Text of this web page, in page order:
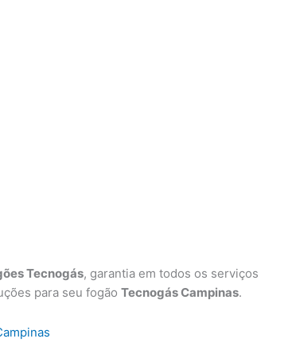
Tecnogás, garantia em todos os serviços
para seu fogãoTecnogás Campinas.